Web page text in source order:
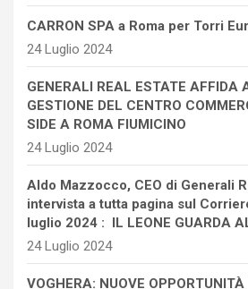
CARRON SPA a Roma per Torri Eur
24 Luglio 2024
GENERALI REAL ESTATE AFFIDA
GESTIONE DEL CENTRO
SIDE A ROMA FIUMICINO
24 Luglio 2024
Aldo Mazzocco, CEO di Generali
intervista a tutta pagina sul
luglio 2024 : IL LEONE GUARDA
24 Luglio 2024
VOGHERA: NUOVE